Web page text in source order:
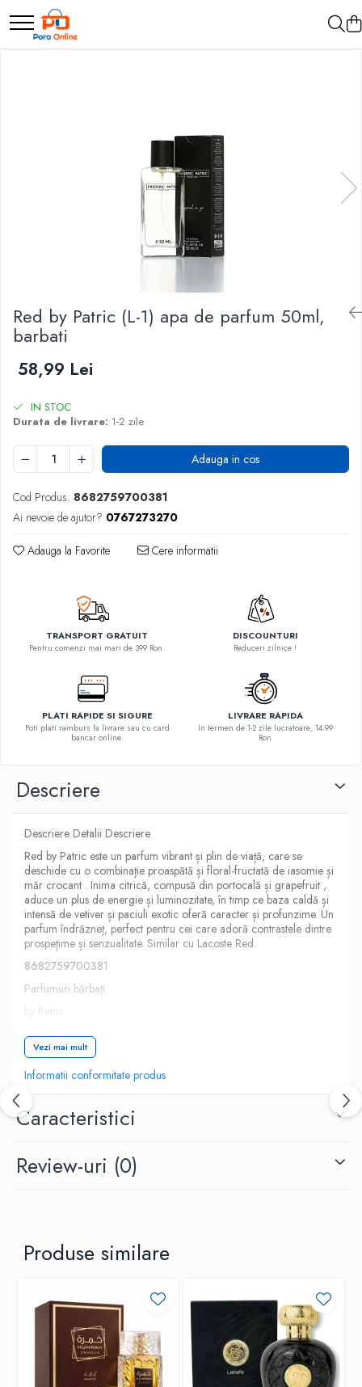
Parfum
Red by Patric (L-1) apa de parfum 50ml,
barbati
58,99 Lei
IN STOC
Durata de livrare: 1-2 zile
Adauga in cos
Cod Produs: 8682759700381
Ai nevoie de ajutor? 0767273270
Adauga la Favorite Cere informatii
TRANSPORT GRATUIT
Pentru comenzi mai mari de 399 Ron.
DISCOUNTURI
Reduceri zilnice !
PLATI RAPIDE SI SIGURE
Poti plati ramburs la livrare sau cu card
bancar online.
LIVRARE RAPIDA
In termen de 1-2 zile lucratoare, 14.99
Ron
Descriere
Descriere Detalii Descriere
Red by Patric este un parfum vibrant și plin de viață, care se
deschide cu o combinație proaspătă și floral-fructată de iasomie și
măr crocant . Inima citrică, compusă din portocală și grapefruit ,
aduce un plus de energie și luminozitate, în timp ce baza caldă și
intensă de vetiver și paciuli exotic oferă caracter și profunzime. Un
parfum îndrăzneț, perfect pentru cei care adoră contrastele dintre
prospețime și senzualitate. Similar cu Lacoste Red.
8682759700381
Parfumuri bărbați
by Patric
Comandă acum și bucură-te de livrare rapidă. Stoc limitat!
Vezi mai mult
Informatii conformitate produs
Caracteristici
Review-uri (0)
Produse similare